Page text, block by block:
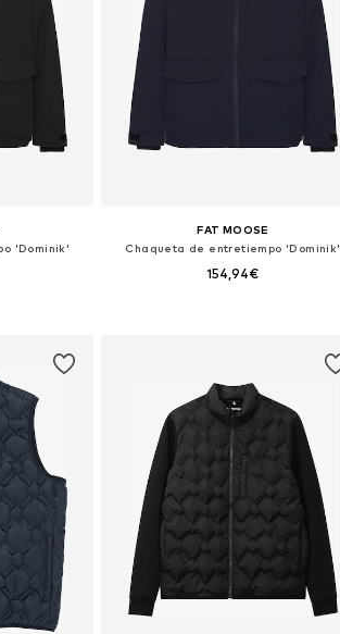
'Dominik'
FAT MOOSE
Chaqueta de entretiempo 'Dominik'
154,94€